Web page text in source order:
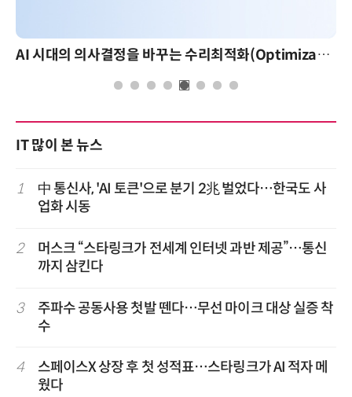
AI 시대의 의사결정을 바꾸는 수리최적화(Optimization): 실제 산업 적용 사례와 활용 전략 AI 핀옵스 실전 세미나: 폭증하는 AI 토큰 비용 관
IT 많이 본 뉴스
1
中 통신사, 'AI 토큰'으로 분기 2兆 벌었다…한국도 사
업화 시동
2
머스크 “스타링크가 전세계 인터넷 과반 제공”…통신
까지 삼킨다
3
주파수 공동사용 첫발 뗀다…무선 마이크 대상 실증 착
수
4
스페이스X 상장 후 첫 성적표…스타링크가 AI 적자 메
웠다